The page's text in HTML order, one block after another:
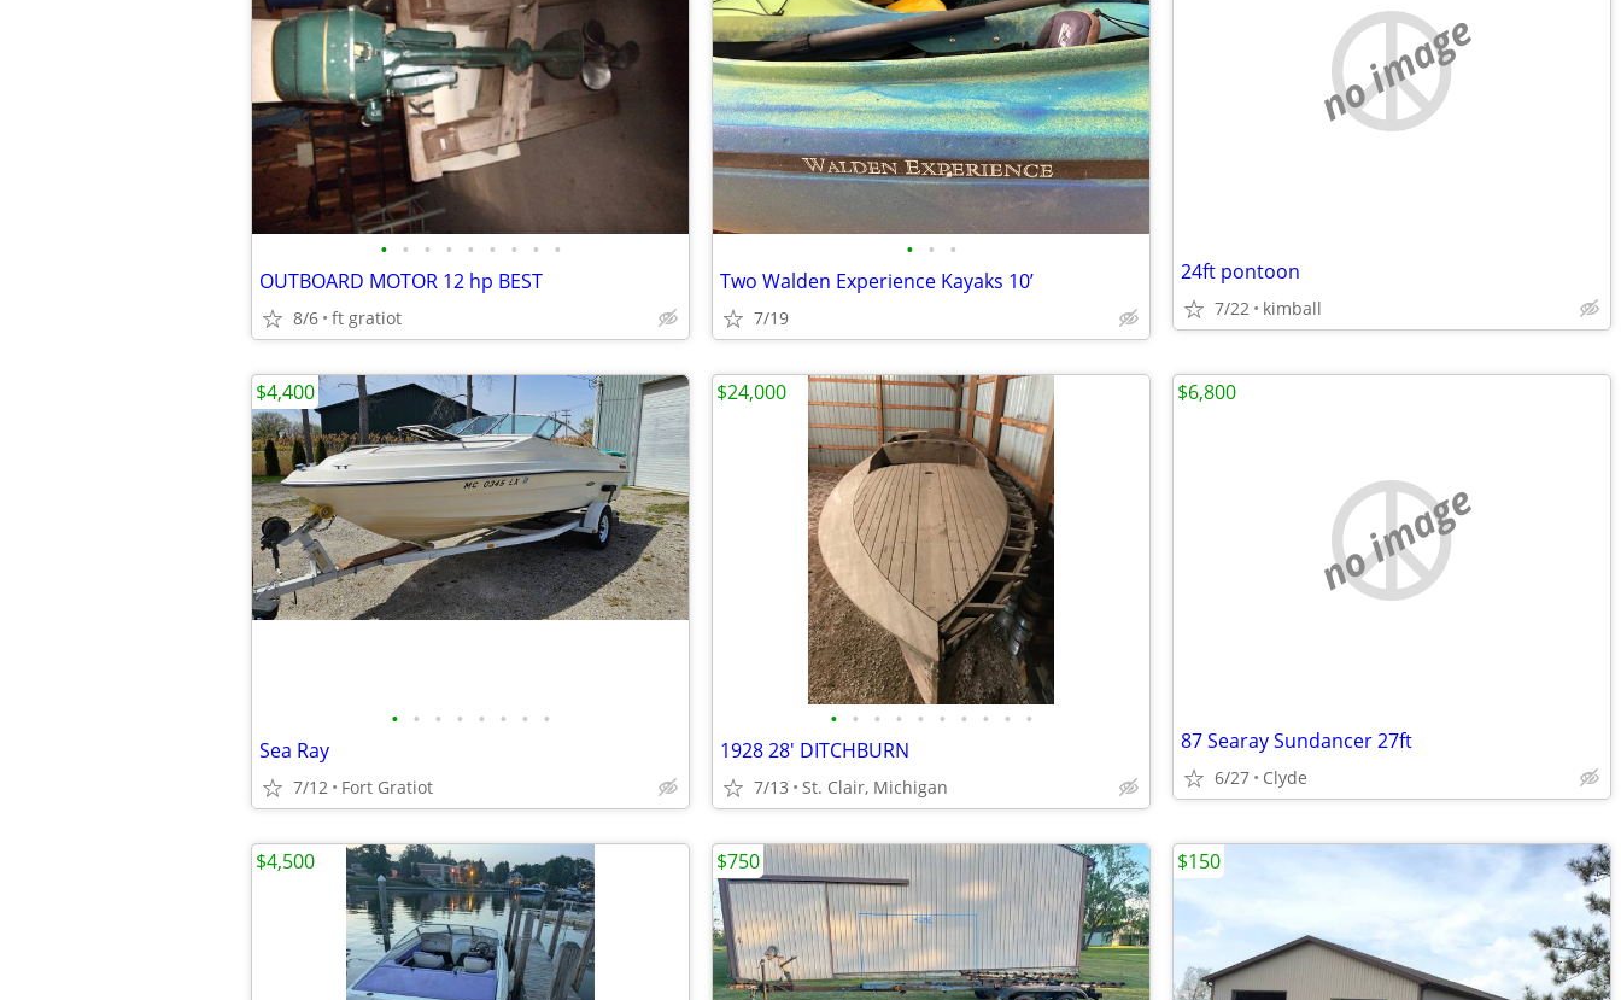
• • • • • • • • •
OUTBOARD MOTOR 12 hp BEST
8/6 ft gratiot
• • •
Two Walden Experience Kayaks 10’
7/19
no image
24ft pontoon
7/22 kimball
• • • • • • • •
Sea Ray
7/12 Fort Gratiot
$4,400
• • • • • • • • • •
1928 28' DITCHBURN
7/13 St. Clair, Michigan
$24,000
no image
87 Searay Sundancer 27ft
6/27 Clyde
$6,800
$4,500 $750 $150